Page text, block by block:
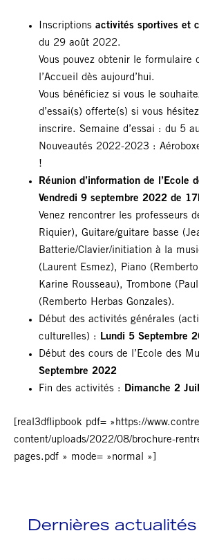
Inscriptions activités sportives et
du 29 août 2022.
Vous pouvez obtenir le formulaire
l’Accueil dès aujourd’hui.
Vous bénéficiez si vous le
d’essai(s) offerte(s) si vous
inscrire. Semaine d’essai : du 5
Nouveautés 2022-2023 :
!
Réunion d’information de l’Ecole
Vendredi 9 septembre 2022 de
Venez rencontrer les professeurs
Riquier), Guitare/guitare basse
Batterie/Clavier/initiation à la
(Laurent Esmez), Piano
Karine Rousseau), Trombone
(Remberto Herbas Gonzales).
Début des activités générales
culturelles) : Lundi 5 Septembre
Début des cours de l’Ecole des
Septembre 2022
Fin des activités : Dimanche 2
[real3dflipbook pdf= »https://
content/uploads/2022/08/brochure-
pages.pdf » mode= »normal »]
Dernières actualités